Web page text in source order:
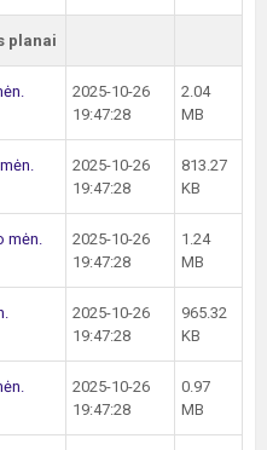
planai
2025-10-26
19:47:28
2.04
MB
2025-10-26
19:47:28
813.27
KB
mėn.
2025-10-26
19:47:28
1.24
MB
2025-10-26
19:47:28
965.32
KB
2025-10-26
19:47:28
0.97
MB